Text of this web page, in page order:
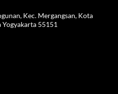
Kec. Mergangsan, Kota
55151